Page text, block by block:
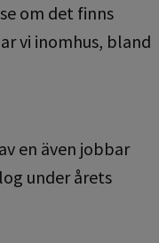
om det finns
vi inomhus, bland
en även jobbar
under årets